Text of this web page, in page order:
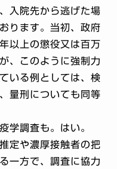
入院先から逃げた場
ります。当初、政府
以上の懲役又は百万
、このように強制力
いる例としては、検
量刑についても同等
学調査も。はい。
定や濃厚接触者の把
一方で、調査に協力